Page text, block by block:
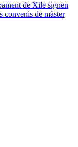
de Xile signen
convenis de màster